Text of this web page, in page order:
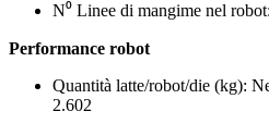
N⁰ Linee di mangime nel
Performance robot
Quantità latte/robot/die (kg):
2.602